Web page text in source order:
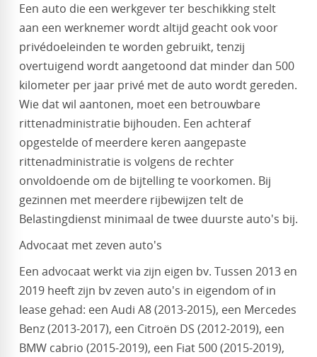
Een auto die een werkgever ter beschikking stelt
aan een werknemer wordt altijd geacht ook voor
privédoeleinden te worden gebruikt, tenzij
overtuigend wordt aangetoond dat minder dan 500
kilometer per jaar privé met de auto wordt gereden.
Wie dat wil aantonen, moet een betrouwbare
rittenadministratie bijhouden. Een achteraf
opgestelde of meerdere keren aangepaste
rittenadministratie is volgens de rechter
onvoldoende om de bijtelling te voorkomen. Bij
gezinnen met meerdere rijbewijzen telt de
Belastingdienst minimaal de twee duurste auto's bij.
Advocaat met zeven auto's
Een advocaat werkt via zijn eigen bv. Tussen 2013 en
2019 heeft zijn bv zeven auto's in eigendom of in
lease gehad: een Audi A8 (2013-2015), een Mercedes
Benz (2013-2017), een Citroën DS (2012-2019), een
BMW cabrio (2015-2019), een Fiat 500 (2015-2019),